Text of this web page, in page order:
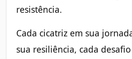
resistência.
Cada cicatriz em sua
sua resiliência, cada